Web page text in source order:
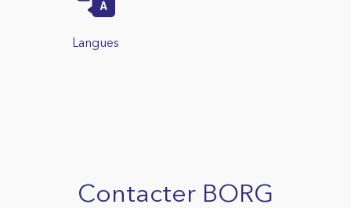
Langues
Contacter BORG